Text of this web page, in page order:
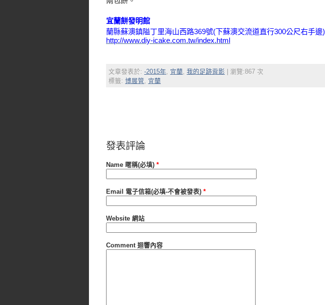
宜蘭餅發明館
蘭縣蘇澳鎮隘丁里海山西路369號(下蘇澳交流道直行300公尺右手邊)
http://www.diy-icake.com.tw/index.html
文章發表於: -2015年, 宜蘭 , 我的足跡背影 | 瀏覽:867 次
標籤: 博展管, 宜蘭
發表評論
Name 暱稱(必填) *
Email 電子信箱(必填-不會被發表) *
Website 網站
Comment 迴響內容